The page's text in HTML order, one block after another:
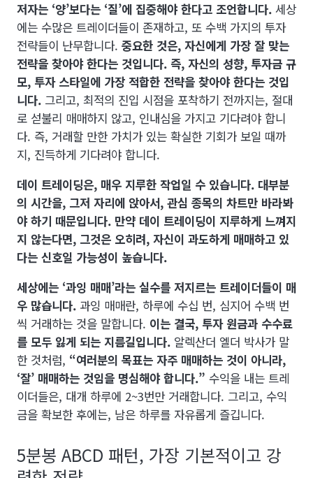
저자는 ‘양’보다는 ‘질’에 집중해야 한다고 조언합니다. 세상
에는 수많은 트레이더들이 존재하고, 또 수백 가지의 투자
전략들이 난무합니다. 중요한 것은, 자신에게 가장 잘 맞는
전략을 찾아야 한다는 것입니다. 즉, 자신의 성향, 투자금 규
모, 투자 스타일에 가장 적합한 전략을 찾아야 한다는 것입
니다. 그리고, 최적의 진입 시점을 포착하기 전까지는, 절대
로 섣불리 매매하지 않고, 인내심을 가지고 기다려야 합니
다. 즉, 거래할 만한 가치가 있는 확실한 기회가 보일 때까
지, 진득하게 기다려야 합니다.
데이 트레이딩은, 매우 지루한 작업일 수 있습니다. 대부분
의 시간을, 그저 자리에 앉아서, 관심 종목의 차트만 바라봐
야 하기 때문입니다. 만약 데이 트레이딩이 지루하게 느껴지
지 않는다면, 그것은 오히려, 자신이 과도하게 매매하고 있
다는 신호일 가능성이 높습니다.
세상에는 ‘과잉 매매’라는 실수를 저지르는 트레이더들이 매
우 많습니다. 과잉 매매란, 하루에 수십 번, 심지어 수백 번
씩 거래하는 것을 말합니다. 이는 결국, 투자 원금과 수수료
를 모두 잃게 되는 지름길입니다. 알렉산더 엘더 박사가 말
한 것처럼, “여러분의 목표는 자주 매매하는 것이 아니라,
‘잘’ 매매하는 것임을 명심해야 합니다.” 수익을 내는 트레
이더들은, 대개 하루에 2~3번만 거래합니다. 그리고, 수익
금을 확보한 후에는, 남은 하루를 자유롭게 즐깁니다.
5분봉 ABCD 패턴, 가장 기본적이고 강